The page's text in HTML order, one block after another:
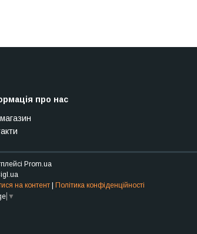
про нас
Prom.ua
на контент | Політика конфіденційності
▼